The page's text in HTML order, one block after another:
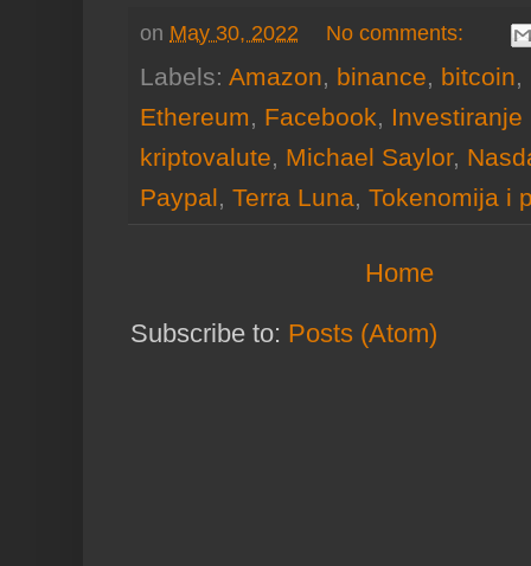
on May 30, 2022 No comments:
Labels: Amazon, binance, bitcoin,
Ethereum, Facebook,
kriptovalute, Michael Saylor,
Paypal, Terra Luna, Tokenomija i
Home
Subscribe to: Posts (Atom)